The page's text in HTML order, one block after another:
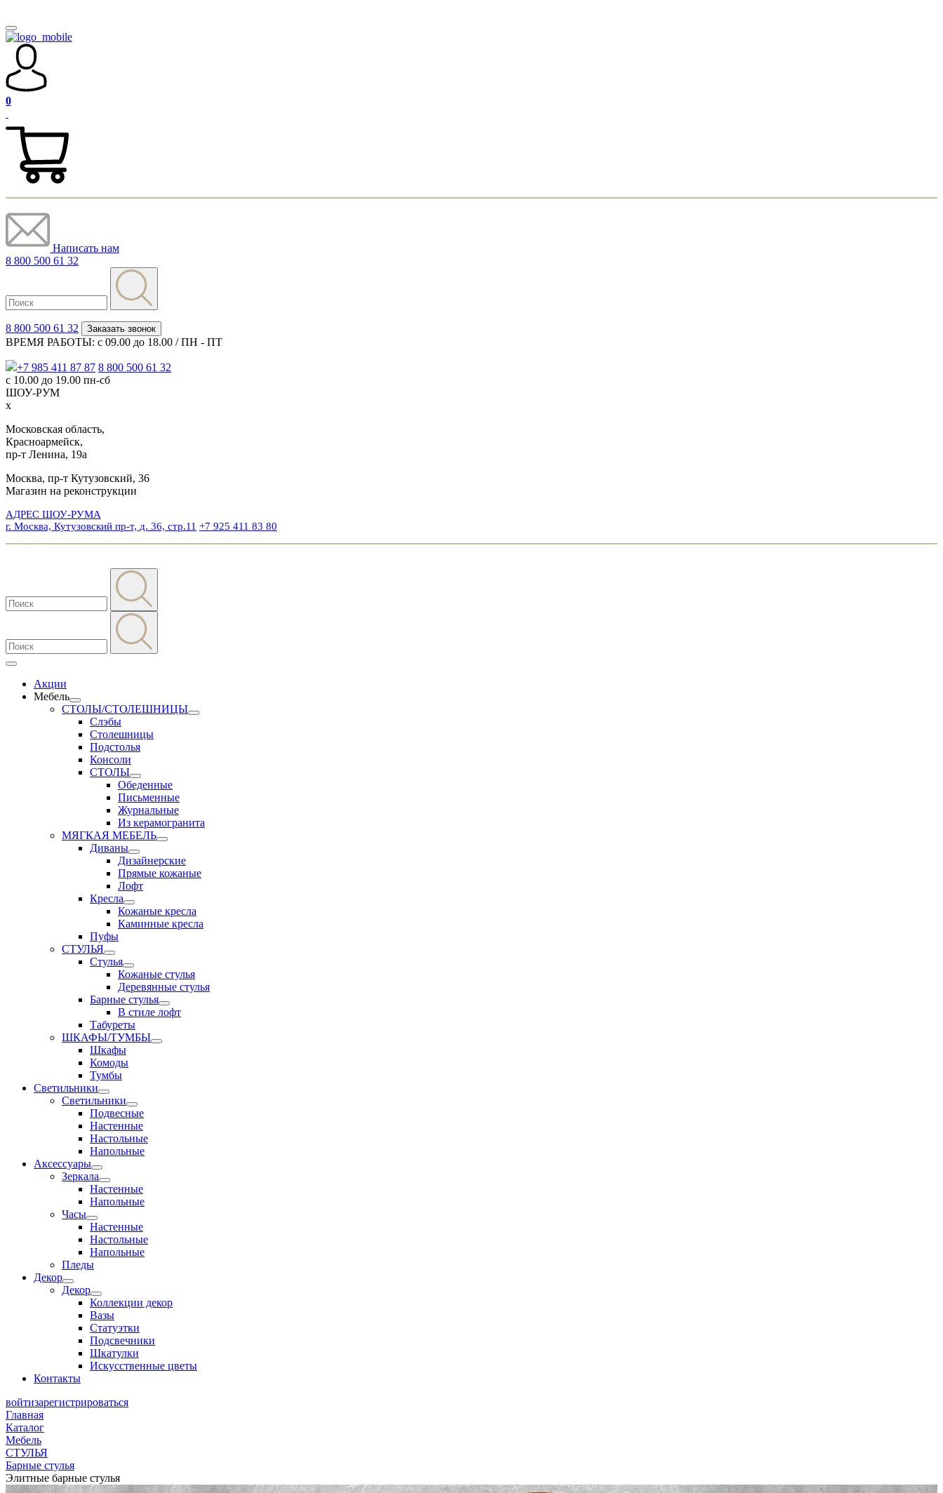
0
Написать нам
8 800 500 61 32
8 800 500 61 32 Заказать звонок
ВРЕМЯ РАБОТЫ: с 09.00 до 18.00 / ПН - ПТ
+7 985 411 87 87 8 800 500 61 32
с 10.00 до 19.00 пн-сб
ШОУ-РУМ
x
Московская область,
Красноармейск,
пр-т Ленина, 19а
Москва, пр-т Кутузовский, 36
Магазин на реконструкции
АДРЕС ШОУ-РУМА
г. Москва, Кутузовский пр-т, д. 36, стр.11 +7 925 411 83 80
Акции
Мебель
СТОЛЫ/СТОЛЕШНИЦЫ
Слэбы
Столешницы
Подстолья
Консоли
СТОЛЫ
Обеденные
Письменные
Журнальные
Из керамогранита
МЯГКАЯ МЕБЕЛЬ
Диваны
Дизайнерские
Прямые кожаные
Лофт
Кресла
Кожаные кресла
Каминные кресла
Пуфы
СТУЛЬЯ
Стулья
Кожаные стулья
Деревянные стулья
Барные стулья
В стиле лофт
Табуреты
ШКАФЫ/ТУМБЫ
Шкафы
Комоды
Тумбы
Светильники
Светильники
Подвесные
Настенные
Настольные
Напольные
Аксессуары
Зеркала
Настенные
Напольные
Часы
Настенные
Настольные
Напольные
Пледы
Декор
Декор
Коллекции декор
Вазы
Статуэтки
Подсвечники
Шкатулки
Искусственные цветы
Контакты
войтизарегистрироваться
Главная
Каталог
Мебель
СТУЛЬЯ
Барные стулья
Элитные барные стулья